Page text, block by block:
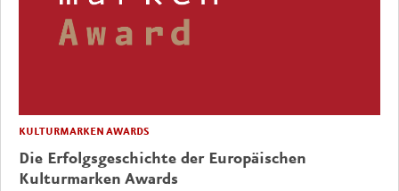
KULTURMARKEN AWARDS
Die Erfolgsgeschichte der Europäischen
Kulturmarken Awards